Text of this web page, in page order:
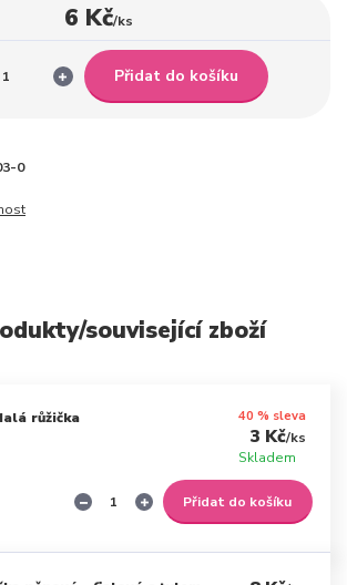
6 Kč/ks
Přidat do košíku
0
související zboží
růžička 40 % sleva
3 Kč/ks
Skladem
Přidat do košíku